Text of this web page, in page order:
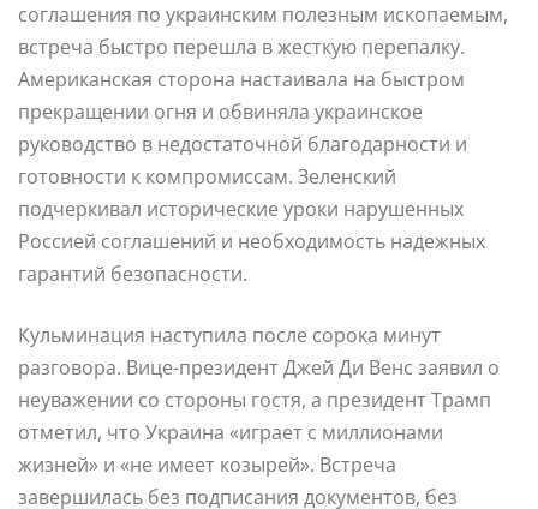
соглашения по украинским полезным ископаемым,
встреча быстро перешла в жесткую перепалку.
Американская сторона настаивала на быстром
прекращении огня и обвиняла украинское
руководство в недостаточной благодарности и
готовности к компромиссам. Зеленский
подчеркивал исторические уроки нарушенных
Россией соглашений и необходимость надежных
гарантий безопасности.
Кульминация наступила после сорока минут
разговора. Вице-президент Джей Ди Венс заявил о
неуважении со стороны гостя, а президент Трамп
отметил, что Украина «играет с миллионами
жизней» и «не имеет козырей». Встреча
завершилась без подписания документов, без